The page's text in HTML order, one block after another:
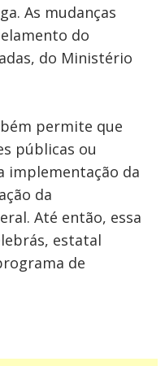
As mudanças
do
do Ministério
permite que
públicas ou
implementação da
da
Até então, essa
estatal
de